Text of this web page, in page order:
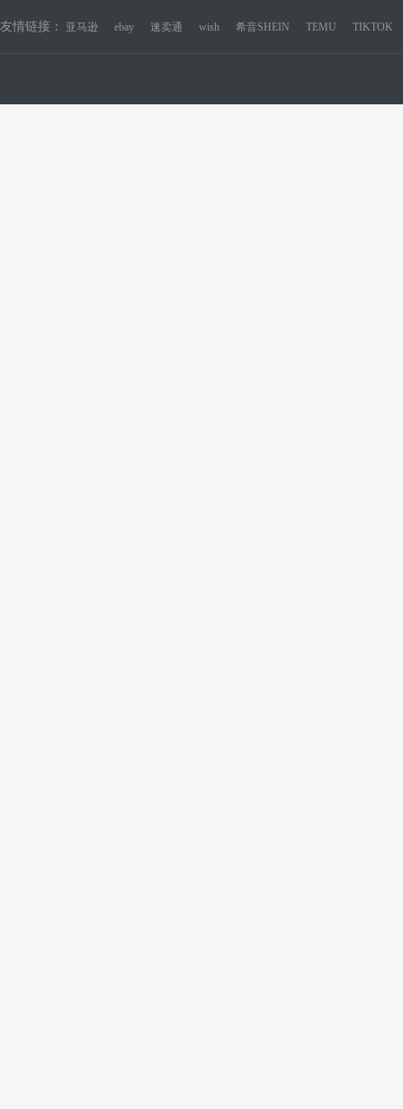
友情链接： 亚马逊 ebay 速卖通 wish 希音SHEIN TEMU TIKTOK